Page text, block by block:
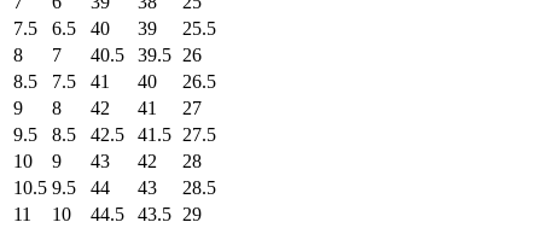
7.5
6.5 40 39
25.5
8
7 40.5 39.5 26
8.5
7.5 41 40
26.5
9
8 42 41
27
9.5
8.5 42.5 41.5 27.5
10
9 43 42
28
10.5 9.5 44 43
28.5
11
10 44.5 43.5 29